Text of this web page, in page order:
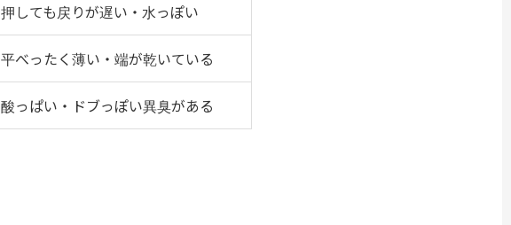
押しても戻りが遅い・水っぽい
平べったく薄い・端が乾いている
酸っぱい・ドブっぽい異臭がある